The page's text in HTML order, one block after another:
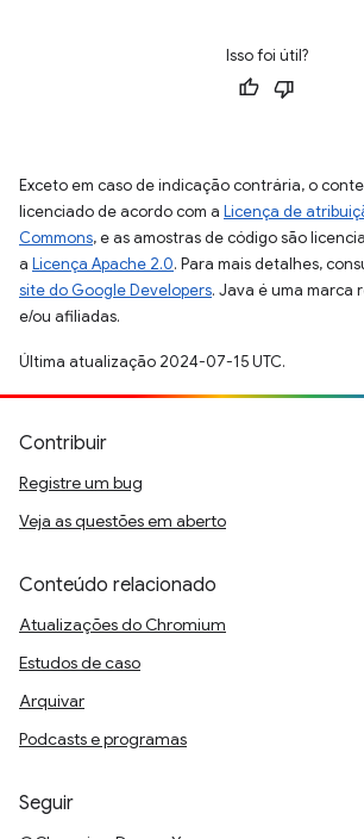
Isso foi útil?
Exceto em caso de indicação contrária, o
licenciado de acordo com a Licença de
Commons, e as amostras de código são
a Licença Apache 2.0. Para mais detalhes,
site do Google Developers. Java é uma marca
e/ou afiliadas.
Última atualização 2024-07-15 UTC.
Contribuir
Registre um bug
Veja as questões em aberto
Conteúdo relacionado
Atualizações do Chromium
Estudos de caso
Arquivar
Podcasts e programas
Seguir